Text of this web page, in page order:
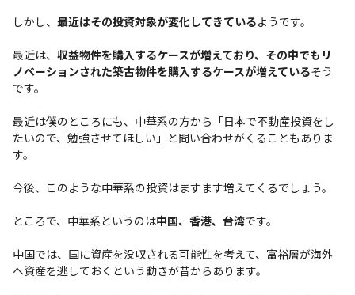
しかし、 最近はその投資対象が変化してきているようです。
最近は、 収益物件を購入するケースが増えており、その中でもリ
ノベーションされた築古物件を購入するケースが増えているそう
です。
最近は僕のところにも、中華系の方から「日本で不動産投資をし
たいので、勉強させてほしい」と問い合わせがくることもありま
す。
今後、このような中華系の投資はますます増えてくるでしょう。
ところで、中華系というのは中国、香港、台湾です。
中国では、国に資産を没収される可能性を考えて、富裕層が海外
へ資産を逃しておくという動きが昔からあります。